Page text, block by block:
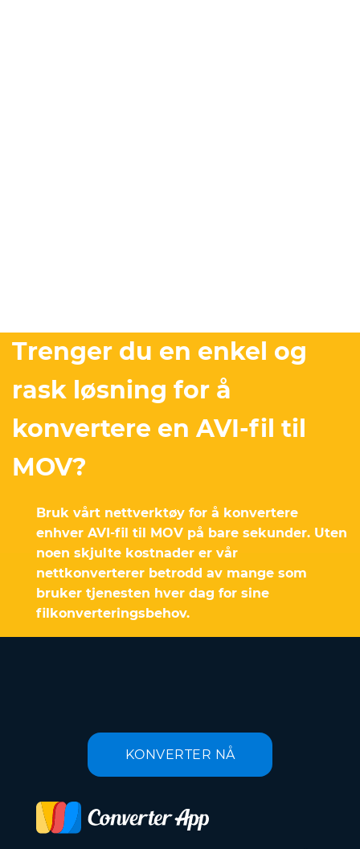
Trenger du en enkel og
rask løsning for å
konvertere en AVI-fil til
MOV?
Bruk vårt nettverktøy for å konvertere
enhver AVI-fil til MOV på bare sekunder. Uten
noen skjulte kostnader er vår
nettkonverterer betrodd av mange som
bruker tjenesten hver dag for sine
filkonverteringsbehov.
KONVERTER NÅ